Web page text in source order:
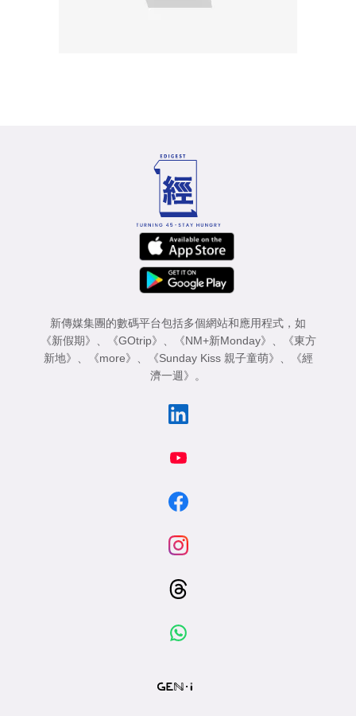
新傳媒集團的數碼平台包括多個網站和應用程式，如
《新假期》 、 《GOtrip》 、 《NM+新Monday》 、
《東方
新地》 、 《more》 、 《Sunday Kiss 親子童萌》 、
《經
濟一週》 。